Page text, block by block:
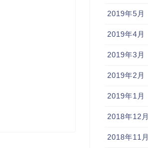
2019年5月
2019年4月
2019年3月
2019年2月
2019年1月
2018年12月
2018年11月